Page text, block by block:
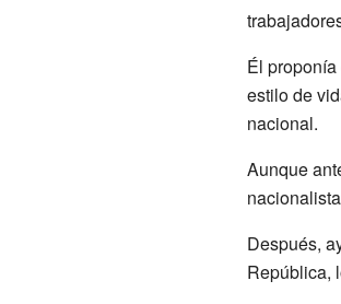
Él
estilo de
nacional.
Aunque
Después,
República,